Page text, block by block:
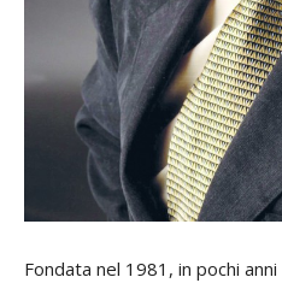
Fondata nel 1981, in pochi anni